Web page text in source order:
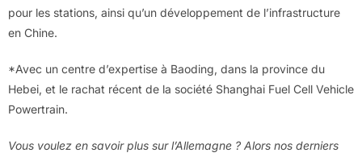
pour les stations, ainsi qu’un développement de l’infrastructure
en Chine.
*Avec un centre d’expertise à Baoding, dans la province du
Hebei, et le rachat récent de la société Shanghai Fuel Cell Vehicle
Powertrain.
Vous voulez en savoir plus sur l’Allemagne ? Alors nos derniers